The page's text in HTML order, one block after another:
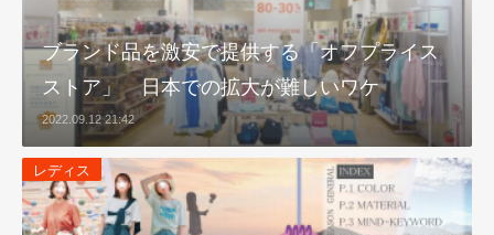
ブランド品を激安で提供する「オフプライス
ストア」 日本での拡大が難しいワケ
2022.09.12 21:42
レディス